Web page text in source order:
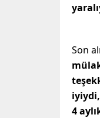
Son
4